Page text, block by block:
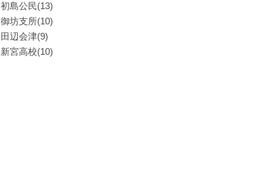
初島公民(13)
御坊支所(10)
田辺会津(9)
新宮高校(10)